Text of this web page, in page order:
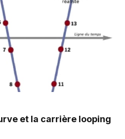
et la carrière looping